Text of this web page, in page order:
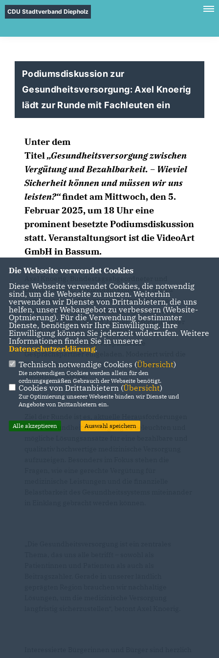
CDU Stadtverband Diepholz
Podiumsdiskussion zur
Gesundheitsversorgung: Axel Knoerig
lädt zur Runde mit Fachleuten ein
Unter dem
TitelGesundheitsversorgung zwischen
Vergütung und Bezahlbarkeit. – Wieviel
Sicherheit können und müssen wir uns
leisten?“findet am Mittwoch, den 5.
Februar 2025, um 18 Uhr eine
prominent besetzte Podiumsdiskussion
statt. Veranstaltungsort ist die VideoArt
GmbH in Bassum.
Diepholzer CDU-Kreisvorsitzender, hat hierzu
gemeinsam mit dem gesundheitspolitischen
Sprecher der CDU/CSU-Bundestagsfraktion, Tino
Sorge MdB, sowie Stefan Tilgner, Geschäftsführer
des Verbandes der Privatärztlichen
Verrechnungsstellen e.V., spannende
Gesprächspartner eingeladen. Moderiert wird die
Veranstaltung von Jan Scholz vom Ärztlichen
Nachrichtendienst.
in der Gesundheitsversorgung zu beleuchten und
Die Webseite verwendet Cookies
Diese Webseite verwendet Cookies, die notwendig
sind, um die Webseite zu nutzen. Weiterhin
verwenden wir Dienste von Drittanbietern, die uns
helfen, unser Webangebot zu verbessern (Website-
Optmierung). Für die Verwendung bestimmter
Dienste, benötigen wir Ihre Einwilligung. Ihre
Einwilligung können Sie jederzeit widerrufen. Weitere
Informationen finden Sie in unserer
Datenschutzerklärung.
Technisch notwendige Cookies (Übersicht)
Die notwendigen Cookies werden allein für den
ordnungsgemäßen Gebrauch der Webseite benötigt.
Cookies von Drittanbietern (Übersicht)
Zur Optimierung unserer Webseite binden wir Dienste und
Angebote von Drittanbietern ein.
Alle akzeptieren Auswahl speichern